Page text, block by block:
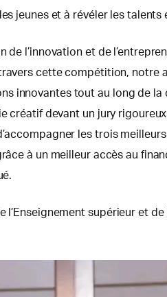
jeunes et à révéler les talents
de l’innovation et de
cette compétition, notre
innovantes tout au long de
devant un jury
les trois
à un meilleur accès au
supérieur et